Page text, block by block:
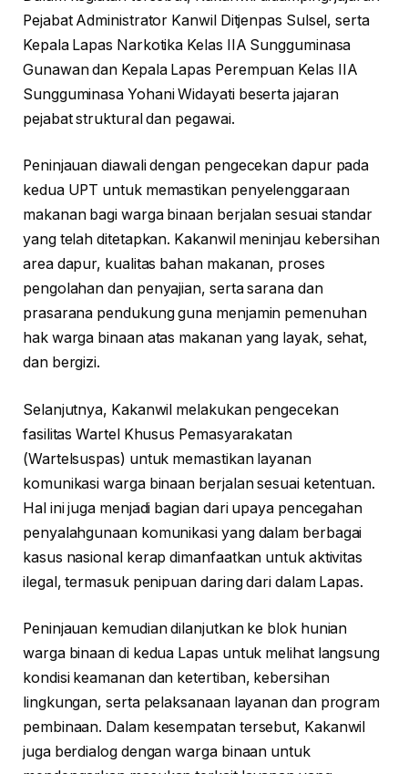
Pejabat Administrator Kanwil Ditjenpas Sulsel, serta
Kepala Lapas Narkotika Kelas IIA Sungguminasa
Gunawan dan Kepala Lapas Perempuan Kelas IIA
Sungguminasa Yohani Widayati beserta jajaran
pejabat struktural dan pegawai.
Peninjauan diawali dengan pengecekan dapur pada
kedua UPT untuk memastikan penyelenggaraan
makanan bagi warga binaan berjalan sesuai standar
yang telah ditetapkan. Kakanwil meninjau kebersihan
area dapur, kualitas bahan makanan, proses
pengolahan dan penyajian, serta sarana dan
prasarana pendukung guna menjamin pemenuhan
hak warga binaan atas makanan yang layak, sehat,
dan bergizi.
Selanjutnya, Kakanwil melakukan pengecekan
fasilitas Wartel Khusus Pemasyarakatan
(Wartelsuspas) untuk memastikan layanan
komunikasi warga binaan berjalan sesuai ketentuan.
Hal ini juga menjadi bagian dari upaya pencegahan
penyalahgunaan komunikasi yang dalam berbagai
kasus nasional kerap dimanfaatkan untuk aktivitas
ilegal, termasuk penipuan daring dari dalam Lapas.
Peninjauan kemudian dilanjutkan ke blok hunian
warga binaan di kedua Lapas untuk melihat langsung
kondisi keamanan dan ketertiban, kebersihan
lingkungan, serta pelaksanaan layanan dan program
pembinaan. Dalam kesempatan tersebut, Kakanwil
juga berdialog dengan warga binaan untuk